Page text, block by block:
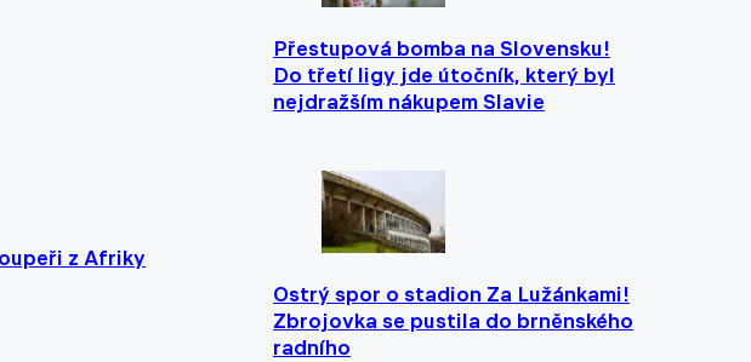
z Afriky
Přestupová bomba na Slovensku!
Do třetí ligy jde útočník, který byl
nejdražším nákupem Slavie
Ostrý spor o stadion Za Lužánkami!
Zbrojovka se pustila do brněnského
radního